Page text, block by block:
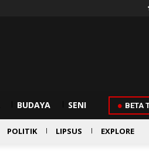
BUDAYA SENI BETA
POLITIK LIPSUS EXPLORE